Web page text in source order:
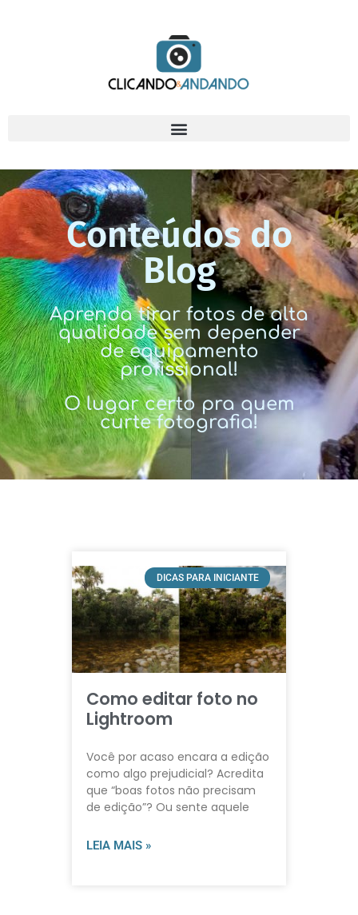
Conteúdos do
Blog
Aprenda tirar fotos de alta
qualidade sem depender
de equipamento
profissional!
O lugar certo pra quem
curte fotografia!
DICAS PARA INICIANTE
Como editar foto no
Lightroom
Você por acaso encara a edição
como algo prejudicial? Acredita
que “boas fotos não precisam
de edição”? Ou sente aquele
LEIA MAIS »